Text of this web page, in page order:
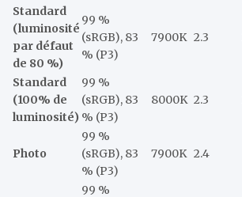
Standard
(luminosité
par défaut
de 80 %)
99 %
(sRGB), 83
% (P3)
7900K 2.3
Standard
(100% de
luminosité)
99 %
(sRGB), 83
% (P3)
8000K 2.3
Photo
99 %
(sRGB), 83
% (P3)
7900K 2.4
99 %